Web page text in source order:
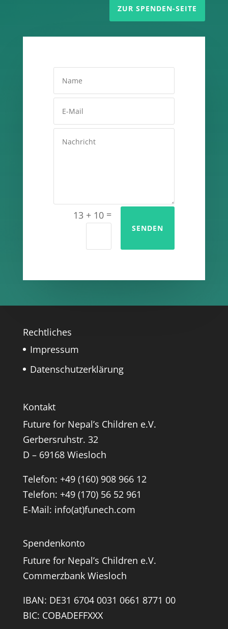
ZUR SPENDEN-SEITE
13 + 10 =
SENDEN
Rechtliches
Impressum
Datenschutzerklärung
Kontakt
Future for Nepal’s Children e.V.
Gerbersruhstr. 32
D – 69168 Wiesloch
Telefon: +49 (160) 908 966 12
Telefon: +49 (170) 56 52 961
E-Mail: info(at)funech.com
Spendenkonto
Future for Nepal’s Children e.V.
Commerzbank Wiesloch
IBAN: DE31 6704 0031 0661 8771 00
BIC: COBADEFFXXX